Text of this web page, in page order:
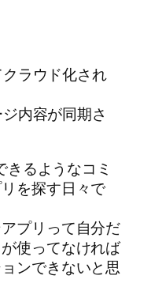
クラウド化され
内容が同期さ
きるようなコミ
を探す日々で
プリって自分だ
使ってなければ
ンできないと思